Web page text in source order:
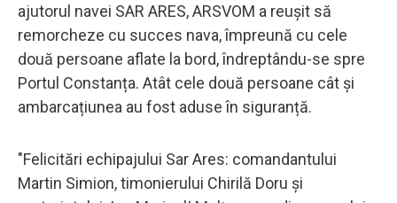
ajutorul navei SAR ARES, ARSVOM a reușit să
remorcheze cu succes nava, împreună cu cele
două persoane aflate la bord, îndreptându-se spre
Portul Constanța. Atât cele două persoane cât și
ambarcațiunea au fost aduse în siguranță.
"Felicitări echipajului Sar Ares: comandantului
Martin Simion, timonierului Chirilă Doru și